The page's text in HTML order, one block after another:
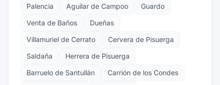
Palencia Aguilar de Campoo
Guardo
Venta de Baños
Dueñas
Villamuriel de Cerrato
Cervera de Pisuerga
Saldaña
Herrera de Pisuerga
Barruelo de Santullán
Carrión de los Condes